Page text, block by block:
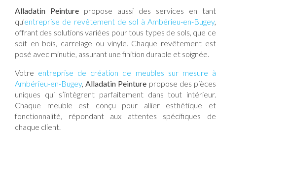
Alladatin Peinture propose aussi des services en tant
qu'entreprise de revêtement de sol à Ambérieu-en-Bugey,
offrant des solutions variées pour tous types de sols, que ce
soit en bois, carrelage ou vinyle. Chaque revêtement est
posé avec minutie, assurant une finition durable et soignée.
Votre entreprise de création de meubles sur mesure à
Ambérieu-en-Bugey, Alladatin Peinture propose des pièces
uniques qui s’intègrent parfaitement dans tout intérieur.
Chaque meuble est conçu pour allier esthétique et
fonctionnalité, répondant aux attentes spécifiques de
chaque client.